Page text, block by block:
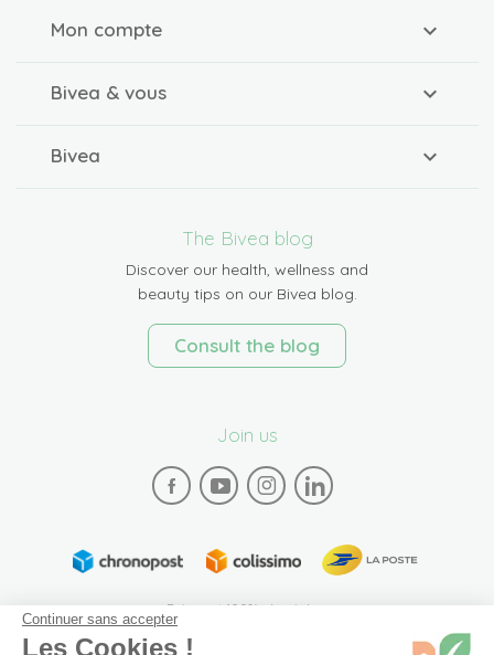
Mon compte
Bivea & vous
Bivea
The Bivea blog
Discover our health, wellness and
beauty tips on our Bivea blog.
Consult the blog
Join us
Paiement 100% sécurisé
Continuer sans accepter
Les Cookies !